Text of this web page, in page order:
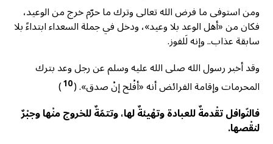
ومن استوفى ما فرض الله تعالى وترك ما حرّم خرج من الوعيد،
فكان من «أهل الوعد بلا وعيد»، ودخل في جملة السعداء ابتداءً بلا
سابقة عذاب.. وإنه لَلفوز.
وقد أخبر رسول الله صلى الله عليه وسلم عن رجل وعد بترك
المحرمات وإقامة الفرائض أنه «أفْلح إنْ صدق». (10
)
فالنّوافل تقْدمةٌ للعبادة وتهْيئةٌ لها، وتتمّةٌ للخروج منْها وجبْرٌ
لنقْصها.